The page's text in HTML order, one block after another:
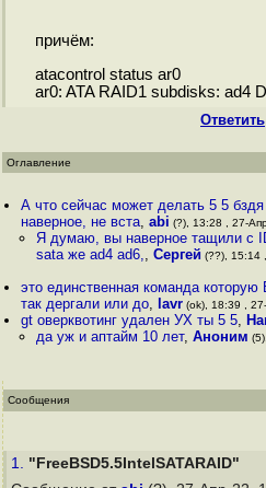
причём:
atacontrol status ar0
ar0: ATA RAID1 subdisks: ad4
Ответить
Оглавление
А что сейчас может делать 5 5
наверное, не вста,abi (?), 13:28 , 27-
Я думаю, вы наверное тащили с
sata же ad4 ad6,, Сергей (??), 15:14
это единственная команда
так дергали или до, lavr (ok), 18:39 ,
gt оверквотинг удален УХ ты 5 5,
да уж и аптайм 10 лет, Аноним
Сообщения
1. "FreeBSD5.5IntelSATARAID"